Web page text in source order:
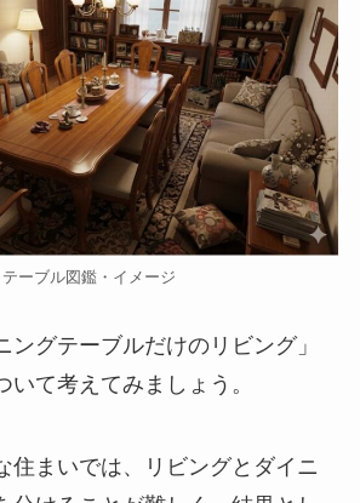
テーブル図鑑・イメージ
ングテーブルだけのリビング」
いて考えてみましょう。
住まいでは、リビングとダイニ